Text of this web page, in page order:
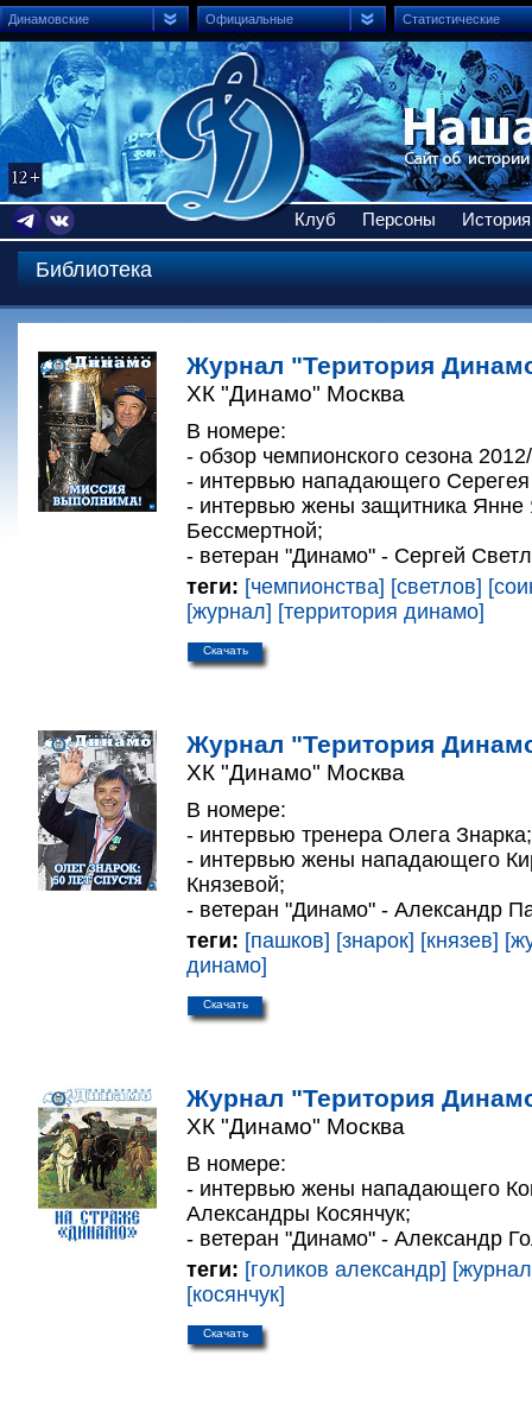
Динамовские Официальные Статистические
Клуб Персоны История
Библиотека
Журнал "Територия
ХК "Динамо" Москва
В номере:
- обзор чемпионского сезона
- интервью нападающего
- интервью жены защитника
Бессмертной;
- ветеран "Динамо" - Сергей
теги: [чемпионства] [светлов]
[журнал] [территория динамо]
Скачать
Журнал "Територия
ХК "Динамо" Москва
В номере:
- интервью тренера Олега Знарка;
- интервью жены нападающего
Князевой;
- ветеран "Динамо" - Александр
теги: [пашков] [знарок] [князев]
динамо]
Скачать
Журнал "Територия
ХК "Динамо" Москва
В номере:
- интервью жены нападающего
Александры Косянчук;
- ветеран "Динамо" - Александр
теги: [голиков александр]
[косянчук]
Скачать